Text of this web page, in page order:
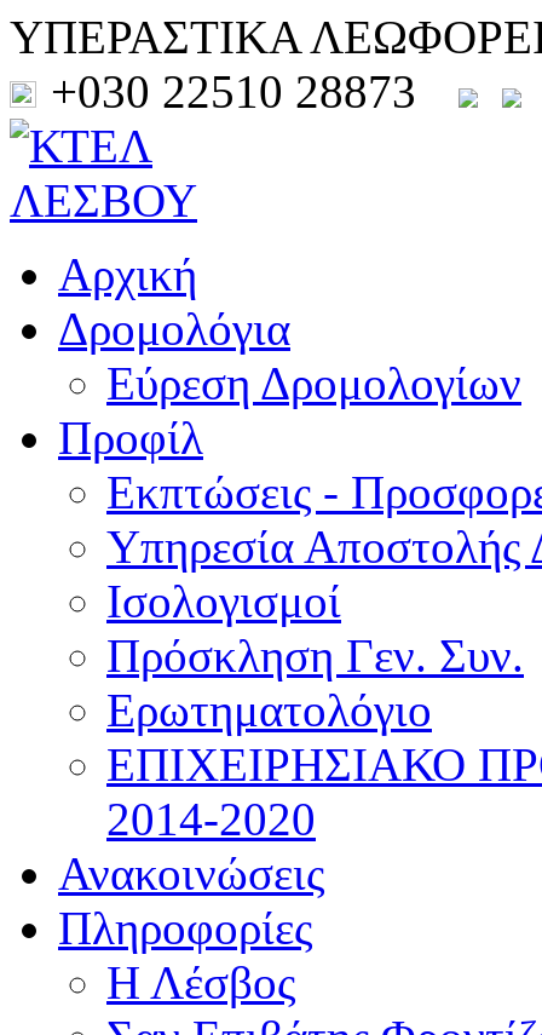
ΥΠΕΡΑΣΤΙΚΑ
+030 22510 28873
Αρχική
Δρομολόγια
Εύρεση Δρομολογίων
Προφίλ
Εκπτώσεις -
Υπηρεσία Αποστολής
Ισολογισμοί
Πρόσκληση Γεν. Συν.
Ερωτηματολόγιο
ΕΠΙΧΕΙΡΗΣΙΑΚΟ
2014-2020
Ανακοινώσεις
Πληροφορίες
Η Λέσβος